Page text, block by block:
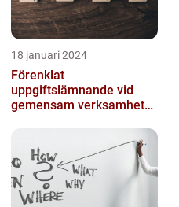
18 januari 2024
Förenklat
uppgiftslämnande vid
gemensam verksamhet